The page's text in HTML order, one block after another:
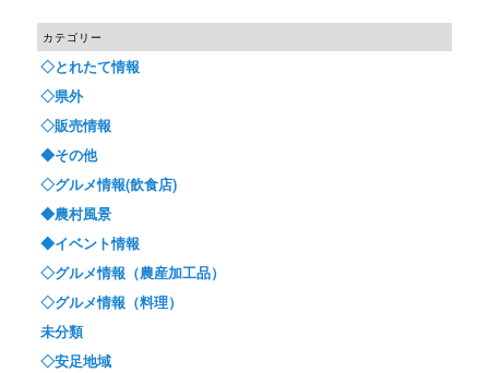
カテゴリー
◇とれたて情報
◇県外
◇販売情報
◆その他
◇グルメ情報(飲食店)
◆農村風景
◆イベント情報
◇グルメ情報（農産加工品）
◇グルメ情報（料理）
未分類
◇安足地域